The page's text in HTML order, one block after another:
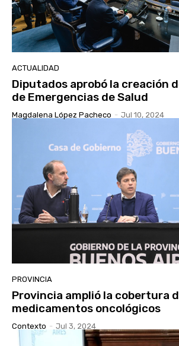
ACTUALIDAD
Diputados aprobó la creación
de Emergencias de Salud
Magdalena López Pacheco - Jul 10, 2024
PROVINCIA
Provincia amplió la cobertura
medicamentos oncológicos
Contexto - Jul 3, 2024